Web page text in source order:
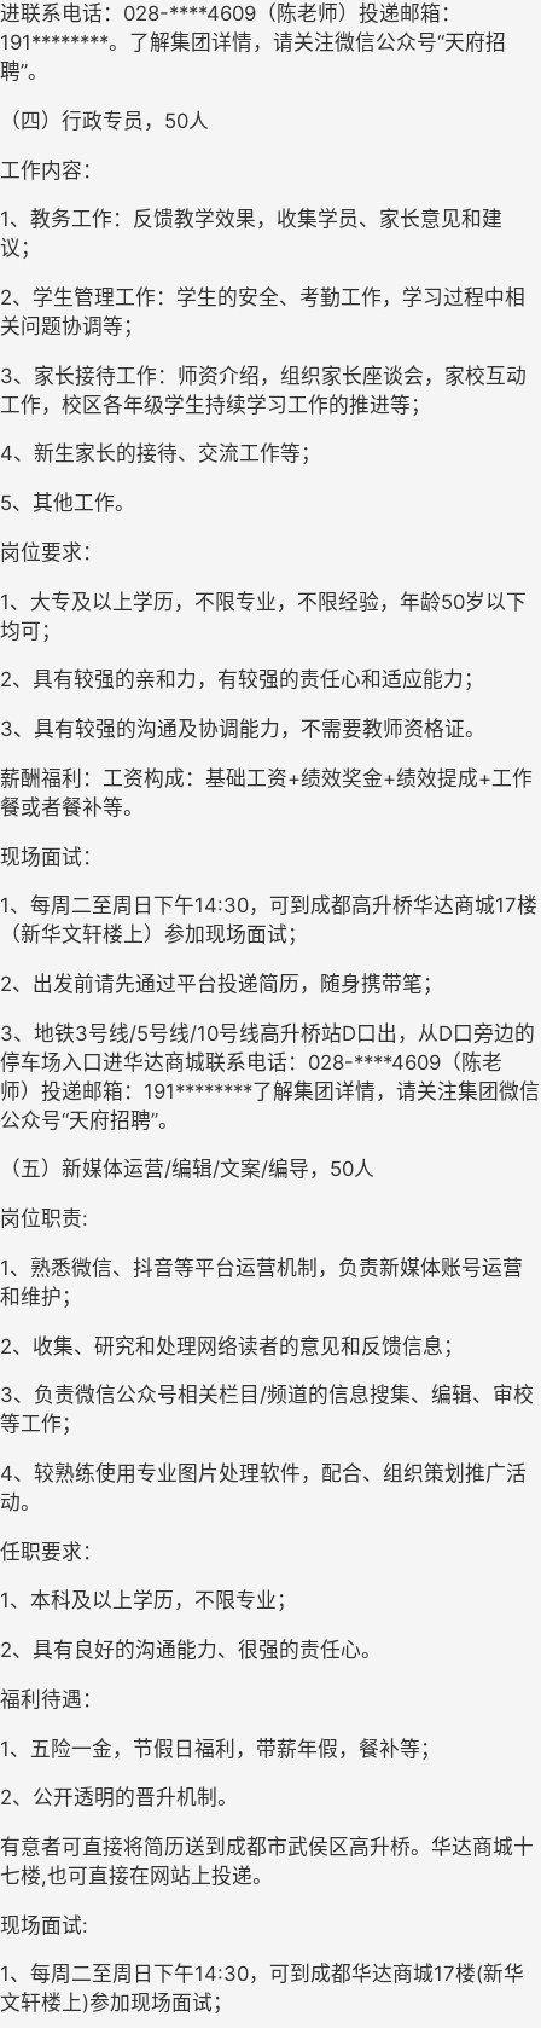
进联系电话：028-****4609（陈老师）投递邮箱：
191********。了解集团详情，请关注微信公众号“天府招
聘”。
（四）行政专员，50人
工作内容：
1、教务工作：反馈教学效果，收集学员、家长意见和建
议；
2、学生管理工作：学生的安全、考勤工作，学习过程中相
关问题协调等；
3、家长接待工作：师资介绍，组织家长座谈会，家校互动
工作，校区各年级学生持续学习工作的推进等；
4、新生家长的接待、交流工作等；
5、其他工作。
岗位要求：
1、大专及以上学历，不限专业，不限经验，年龄50岁以下
均可；
2、具有较强的亲和力，有较强的责任心和适应能力；
3、具有较强的沟通及协调能力，不需要教师资格证。
薪酬福利：工资构成：基础工资+绩效奖金+绩效提成+工作
餐或者餐补等。
现场面试：
1、每周二至周日下午14:30，可到成都高升桥华达商城17楼
（新华文轩楼上）参加现场面试；
2、出发前请先通过平台投递简历，随身携带笔；
3、地铁3号线/5号线/10号线高升桥站D口出，从D口旁边的
停车场入口进华达商城联系电话：028-****4609（陈老
师）投递邮箱：191********了解集团详情，请关注集团微信
公众号“天府招聘”。
（五）新媒体运营/编辑/文案/编导，50人
岗位职责:
1、熟悉微信、抖音等平台运营机制，负责新媒体账号运营
和维护；
2、收集、研究和处理网络读者的意见和反馈信息；
3、负责微信公众号相关栏目/频道的信息搜集、编辑、审校
等工作；
4、较熟练使用专业图片处理软件，配合、组织策划推广活
动。
任职要求：
1、本科及以上学历，不限专业；
2、具有良好的沟通能力、很强的责任心。
福利待遇：
1、五险一金，节假日福利，带薪年假，餐补等；
2、公开透明的晋升机制。
有意者可直接将简历送到成都市武侯区高升桥。华达商城十
七楼,也可直接在网站上投递。
现场面试:
1、每周二至周日下午14:30，可到成都华达商城17楼(新华
文轩楼上)参加现场面试；